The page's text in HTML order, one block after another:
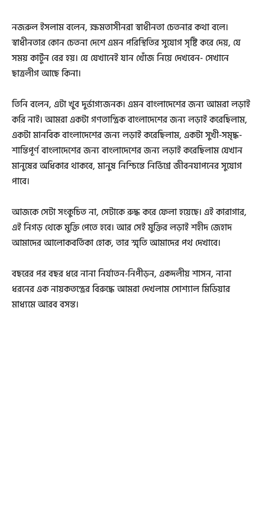
নজরুল ইসলাম বলেন, ক্ষমতাসীনরা স্বাধীনতা চেতনার কথা বলে।
স্বাধীনতার কোন চেতনা দেশে এমন পরিস্থিতির সুযোগ সৃষ্টি করে দেয়, যে
সময় কার্টুন বের হয়। যে যেখানেই যান খোঁজ নিয়ে দেখবেন- সেখানে
ছাত্রলীগ আছে কিনা।
তিনি বলেন, এটা খুব দুর্ভাগ্যজনক। এমন বাংলাদেশের জন্য আমরা লড়াই
করি নাই। আমরা একটা গণতান্ত্রিক বাংলাদেশের জন্য লড়াই করেছিলাম,
একটা মানবিক বাংলাদেশের জন্য লড়াই করেছিলাম, একটা সুখী-সমৃদ্ধ-
শান্তিপূর্ণ বাংলাদেশের জন্য বাংলাদেশের জন্য লড়াই করেছিলাম যেখান
মানুষের অধিকার থাকবে, মানুষ নিশ্চিন্তে নির্ভিগ্নে জীবনযাপনের সুযোগ
পাবে।
আজকে সেটা সংকুচিত না, সেটাকে রুদ্ধ করে ফেলা হয়েছে। এই কারাগার,
এই নিগড় থেকে মুক্তি পেতে হবে। আর সেই মুক্তির লড়াই শহীদ জেহাদ
আমাদের আলোকবর্তিকা হোক, তার স্মৃতি আমাদের পথ দেখাবে।
বছরের পর বছর ধরে নানা নির্যাতন-নিপীড়ন, একদলীয় শাসন, নানা
ধরনের এক নায়কতন্ত্রের বিরুদ্ধে আমরা দেখলাম সোশ্যাল মিডিয়ার
মাধ্যমে আরব বসন্ত।